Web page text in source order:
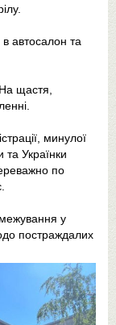
автосалон та
щастя,
минулої
та Українки
по
у
постраждалих